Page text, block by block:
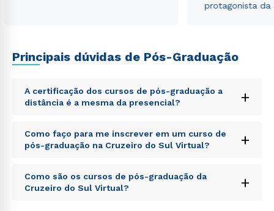
protagonista da
Principais dúvidas de Pós-Graduação
A certificação dos cursos de pós-graduação a
distância é a mesma da presencial?
+
Sed ut perspiciatis unde omnis iste natus error sit
voluptatem accusantium doloremque laudantium,
totam rem aperiam, eaque ipsa quae ab illo inventore
explicabo. Nemo enim ipsam voluptatem quia
voluptas sit aspernatur aut odit aut fugit, sed quia
Como faço para me inscrever em um curso de
pós-graduação na Cruzeiro do Sul Virtual?
+
Sed ut perspiciatis unde omnis iste natus error sit
voluptatem accusantium doloremque laudantium,
Como são os cursos de pós-graduação da
Cruzeiro do Sul Virtual?
+